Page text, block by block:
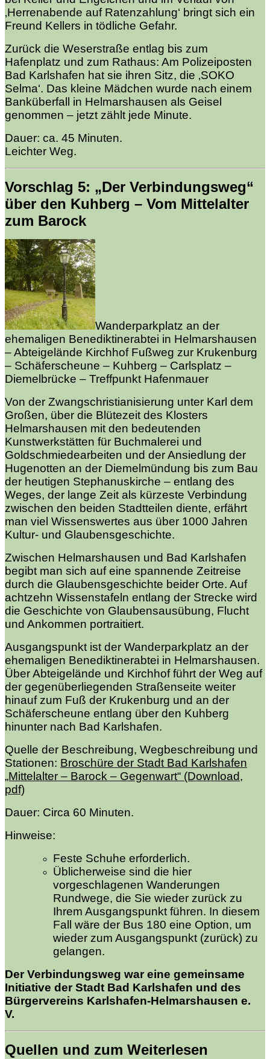
‚Herrenabende auf Ratenzahlung‘ bringt sich ein
Freund Kellers in tödliche Gefahr.
Zurück die Weserstraße entlag bis zum
Hafenplatz und zum Rathaus: Am Polizeiposten
Bad Karlshafen hat sie ihren Sitz, die ‚SOKO
Selma‘. Das kleine Mädchen wurde nach einem
Banküberfall in Helmarshausen als Geisel
genommen – jetzt zählt jede Minute.
Dauer: ca. 45 Minuten.
Leichter Weg.
Vorschlag 5: „Der Verbindungsweg“
über den Kuhberg – Vom Mittelalter
zum Barock
Wanderparkplatz an der
ehemaligen Benediktinerabtei in Helmarshausen
– Abteigelände Kirchhof Fußweg zur Krukenburg
– Schäferscheune – Kuhberg – Carlsplatz –
Diemelbrücke – Treffpunkt Hafenmauer
Von der Zwangschristianisierung unter Karl dem
Großen, über die Blütezeit des Klosters
Helmarshausen mit den bedeutenden
Kunstwerkstätten für Buchmalerei und
Goldschmiedearbeiten und der Ansiedlung der
Hugenotten an der Diemelmündung bis zum Bau
der heutigen Stephanuskirche – entlang des
Weges, der lange Zeit als kürzeste Verbindung
zwischen den beiden Stadtteilen diente, erfährt
man viel Wissenswertes aus über 1000 Jahren
Kultur- und Glaubensgeschichte.
Zwischen Helmarshausen und Bad Karlshafen
begibt man sich auf eine spannende Zeitreise
durch die Glaubensgeschichte beider Orte. Auf
achtzehn Wissenstafeln entlang der Strecke wird
die Geschichte von Glaubensausübung, Flucht
und Ankommen portraitiert.
Ausgangspunkt ist der Wanderparkplatz an der
ehemaligen Benediktinerabtei in Helmarshausen.
Über Abteigelände und Kirchhof führt der Weg auf
der gegenüberliegenden Straßenseite weiter
hinauf zum Fuß der Krukenburg und an der
Schäferscheune entlang über den Kuhberg
hinunter nach Bad Karlshafen.
Quelle der Beschreibung, Wegbeschreibung und
Stationen: Broschüre der Stadt Bad Karlshafen
„Mittelalter – Barock – Gegenwart“ (Download,
pdf)
Dauer: Circa 60 Minuten.
Hinweise:
Feste Schuhe erforderlich.
Üblicherweise sind die hier
vorgeschlagenen Wanderungen
Rundwege, die Sie wieder zurück zu
Ihrem Ausgangspunkt führen. In diesem
Fall wäre der Bus 180 eine Option, um
wieder zum Ausgangspunkt (zurück) zu
gelangen.
Der Verbindungsweg war eine gemeinsame
Initiative der Stadt Bad Karlshafen und des
Bürgervereins Karlshafen-Helmarshausen e.
V.
Quellen und zum Weiterlesen